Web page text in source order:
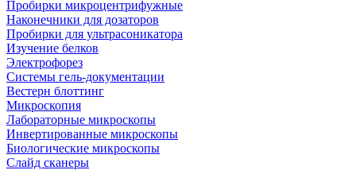
Пробирки микроцентрифужные
Наконечники для дозаторов
Пробирки для ультрасоникатора
Изучение белков
Электрофорез
Системы гель-документации
Вестерн блоттинг
Микроскопия
Лабораторные микроскопы
Инвертированные микроскопы
Биологические микроскопы
Слайд сканеры